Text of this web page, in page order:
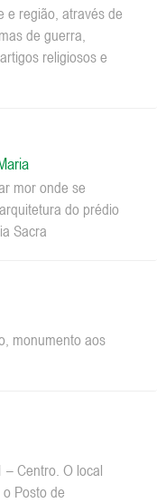
e região, através de
de guerra,
religiosos e
mor onde se
do prédio
Sacra
monumento aos
– Centro. O local
Posto de